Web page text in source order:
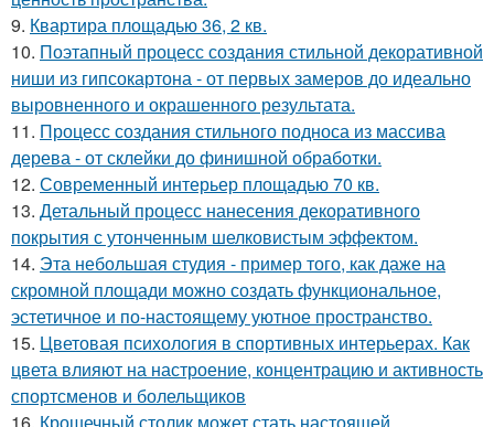
9. Квартира площадью 36, 2 кв.
10. Поэтапный процесс создания стильной декоративной
ниши из гипсокартона - от первых замеров до идеально
выровненного и окрашенного результата.
11. Процесс создания стильного подноса из массива
дерева - от склейки до финишной обработки.
12. Современный интерьер площадью 70 кв.
13. Детальный процесс нанесения декоративного
покрытия с утонченным шелковистым эффектом.
14. Эта небольшая студия - пример того, как даже на
скромной площади можно создать функциональное,
эстетичное и по-настоящему уютное пространство.
15. Цветовая психология в спортивных интерьерах. Как
цвета влияют на настроение, концентрацию и активность
спортсменов и болельщиков